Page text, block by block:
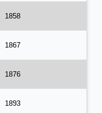
1858
1867
1876
1893